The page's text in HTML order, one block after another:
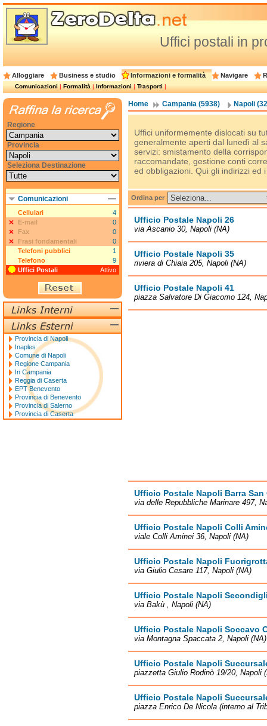
Uffici postali in
Alloggiare Business e studio Informazioni e formalità Navigare
Comunicazioni|Formalità|Informazioni|Trasporti|
Home Campania (5938) Napoli
Uffici uniformemente dislocati su
generalmente aperti dal lunedì al
servizi: smistamento della
raccomandate, gestione conti
ed obbligazioni. Qui gli indirizzi ed
Ordina per
Ufficio Postale Napoli 26
via Ascanio 30, Napoli (NA)
Ufficio Postale Napoli 35
riviera di Chiaia 205, Napoli (NA)
Ufficio Postale Napoli 41
piazza Salvatore Di Giacomo 124,
Ufficio Postale Napoli Barra
via delle Repubbliche Marinare 497,
Ufficio Postale Napoli Colli
viale Colli Aminei 36, Napoli (NA)
Ufficio Postale Napoli
via Giulio Cesare 117, Napoli (NA)
Ufficio Postale Napoli
via Bakù , Napoli (NA)
Ufficio Postale Napoli Soccavo
via Montagna Spaccata 2, Napoli (NA)
Ufficio Postale Napoli
piazzetta Giulio Rodinò 19/20, Napoli
Ufficio Postale Napoli
piazza Enrico De Nicola (interno al
Regione
Provincia
Seleziona Destinazione
Comunicazioni
Cellulari
4
E-mail
0
Fax
0
Frasi fondamentali
0
Telefoni pubblici
1
Telefono
9
Uffici Postali
Attivo
Provincia di Napoli
Inaples
Comune di Napoli
Regione Campania
In Campania
Reggia di Caserta
EPT Benevento
Provincia di Benevento
Provincia di Salerno
Provincia di Caserta